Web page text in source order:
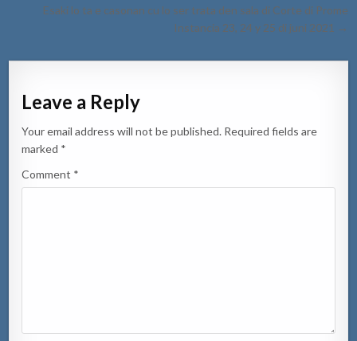
navigation
Esaki lo ta e casonan cu lo ser trata den sala di Corte di Prome
Instancia 23, 24 y 25 di juni 2021 →
Leave a Reply
Your email address will not be published. Required fields are
marked *
Comment *